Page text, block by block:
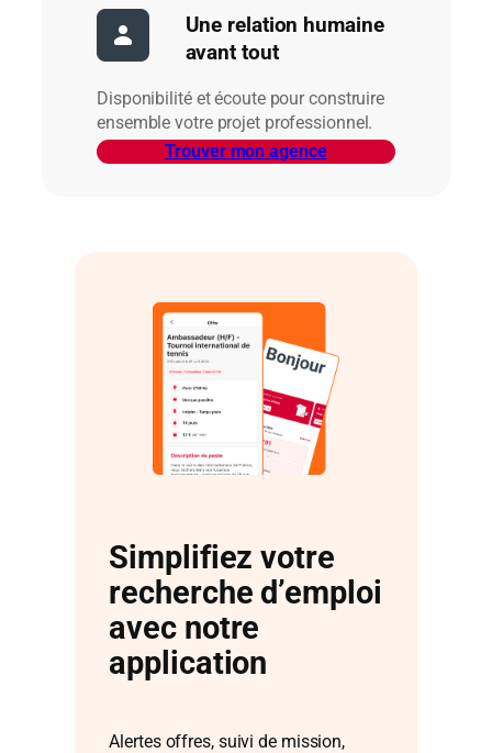
Une relation humaine
avant tout
Disponibilité et écoute pour construire
ensemble votre projet professionnel.
Trouver mon agence
Simplifiez votre
recherche d’emploi
avec notre
application
Alertes offres, suivi de mission,